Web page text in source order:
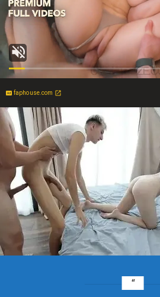
faphouse.com